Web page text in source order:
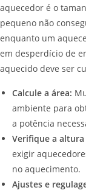
aquecedor é o
pequeno não
enquanto um
em desperdício de
aquecido deve ser
Calcule a área:
ambiente para
a potência
Verifique a
exigir
no aquecimento.
Ajustes e